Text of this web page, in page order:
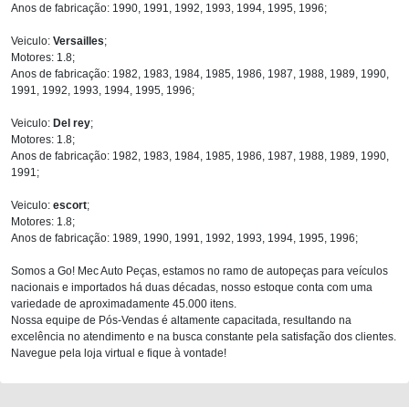
Anos de fabricação: 1990, 1991, 1992, 1993, 1994, 1995, 1996;
Veiculo: Versailles;
Motores: 1.8;
Anos de fabricação: 1982, 1983, 1984, 1985, 1986, 1987, 1988, 1989, 1990,
1991, 1992, 1993, 1994, 1995, 1996;
Veiculo: Del rey;
Motores: 1.8;
Anos de fabricação: 1982, 1983, 1984, 1985, 1986, 1987, 1988, 1989, 1990,
1991;
Veiculo: escort;
Motores: 1.8;
Anos de fabricação: 1989, 1990, 1991, 1992, 1993, 1994, 1995, 1996;
Somos a Go! Mec Auto Peças, estamos no ramo de autopeças para veículos
nacionais e importados há duas décadas, nosso estoque conta com uma
variedade de aproximadamente 45.000 itens.
Nossa equipe de Pós-Vendas é altamente capacitada, resultando na
excelência no atendimento e na busca constante pela satisfação dos clientes.
Navegue pela loja virtual e fique à vontade!